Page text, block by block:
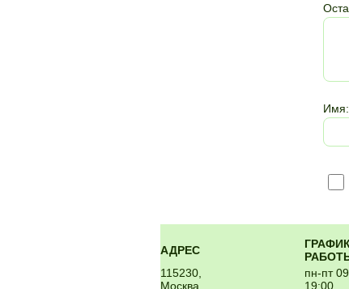
Имя:
АДРЕС
ГРАФИК
115230,
Москва,
пн-пт
19:00